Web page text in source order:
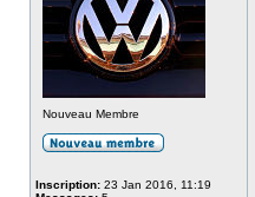
Nouveau Membre
Inscription: 23 Jan 2016, 11:19